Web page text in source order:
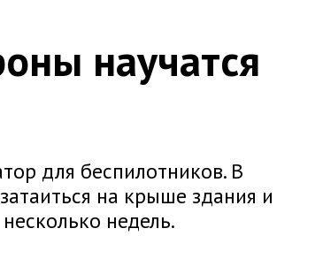
научатся
для беспилотников. В
на крыше здания и
недель.